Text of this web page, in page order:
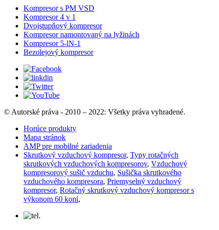
Kompresor s PM VSD
Kompresor 4 v 1
Dvojstupňový kompresor
Kompresor namontovaný na lyžinách
Kompresor 5-lN-1
Bezolejový kompresor
© Autorské práva - 2010 – 2022: Všetky práva vyhradené.
Horúce produkty
Mapa stránok
AMP pre mobilné zariadenia
Skrutkový vzduchový kompresor, Typy rotačných
skrutkových vzduchových kompresorov, Vzduchový
kompresorový sušič vzduchu, Sušička skrutkového
vzduchového kompresora, Priemyselný vzduchový
kompresor, Rotačný skrutkový vzduchový kompresor s
výkonom 60 koní,